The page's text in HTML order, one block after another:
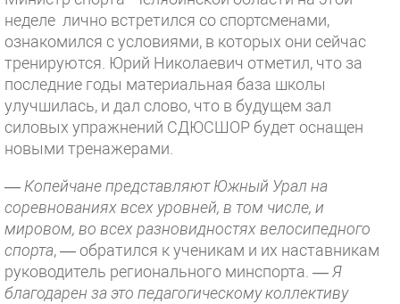
неделе лично встретился со спортсменами,
ознакомился с условиями, в которых они сейчас
тренируются. Юрий Николаевич отметил, что за
последние годы материальная база школы
улучшилась, и дал слово, что в будущем зал
силовых упражнений СДЮСШОР будет оснащен
новыми тренажерами.
— Копейчане представляют Южный Урал на
соревнованиях всех уровней, в том числе, и
мировом, во всех разновидностях велосипедного
спорта, — обратился к ученикам и их наставникам
руководитель регионального минспорта. — Я
благодарен за это педагогическому коллективу